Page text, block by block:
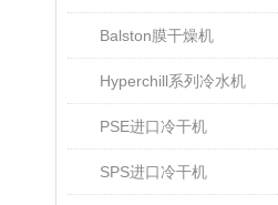
Balston膜干燥机
Hyperchill系列冷水机
PSE进口冷干机
SPS进口冷干机